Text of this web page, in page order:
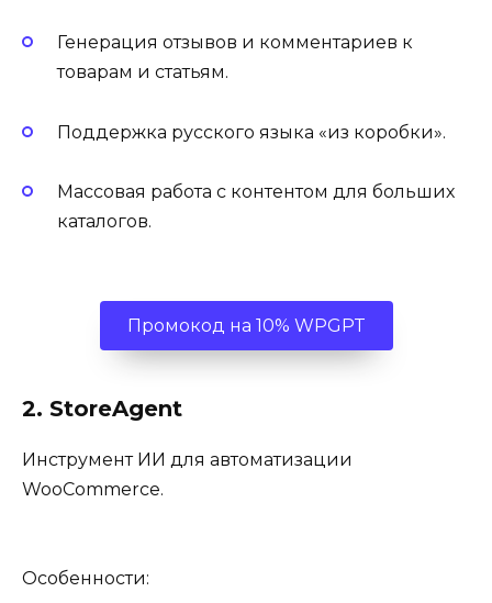
Генерация отзывов и комментариев к
товарам и статьям.
Поддержка русского языка «из коробки».
Массовая работа с контентом для больших
каталогов.
Промокод на 10% WPGPT
2. StoreAgent
Инструмент ИИ для автоматизации
WooCommerce.
Особенности: